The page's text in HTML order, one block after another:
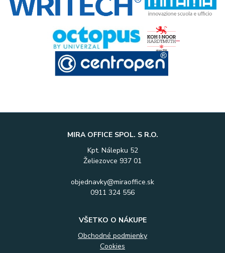
MIRA OFFICE SPOL. S R.O.
Kpt. Nálepku 52
Želiezovce 937 01
objednavky@miraoffice.sk
0911 324 556
VŠETKO O NÁKUPE
Obchodné podmienky
Cookies